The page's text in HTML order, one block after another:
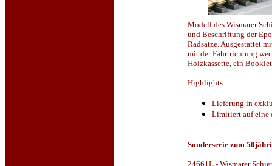
Modell des Wismarer
und Beschriftung der
Radsätze. Ausgestattet
mit der Fahrtrichtung
Holzkassette, ein
Highlights:
Lieferung in
Limitiert auf eine
Sonderserie zum
24661L - Wismarer